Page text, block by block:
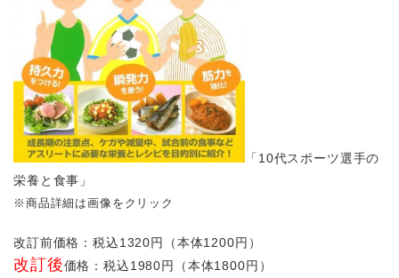
「10代スポーツ選手の
栄養と食事」
※商品詳細は画像をクリック
改訂前価格：税込1320円（本体1200円）
改訂後価格：税込1980円（本体1800円）